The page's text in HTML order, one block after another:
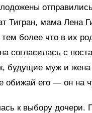
Тигран, мама Лена
более что в их
согласилась с
будущие муж и
обижай его — он на
к выбору дочери.